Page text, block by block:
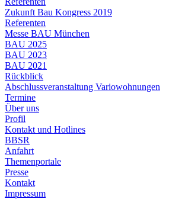
Zukunft Bau Kongress 2019
Referenten
Messe BAU München
BAU 2025
BAU 2023
BAU 2021
Rückblick
Abschlussveranstaltung Variowohnungen
Termine
Über uns
Profil
Kontakt und Hotlines
BBSR
Anfahrt
Themenportale
Presse
Kontakt
Impressum